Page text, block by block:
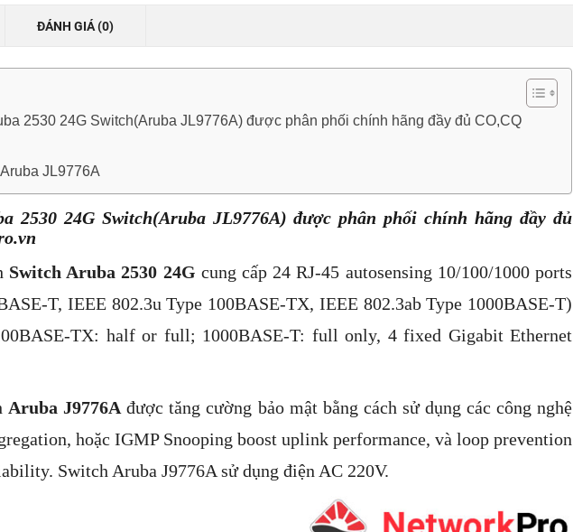
ĐÁNH GIÁ (0)
2530 24G Switch(Aruba JL9776A) được phân phối chính hãng đầy đủ CO,CQ
JL9776A
2530 24G Switch(Aruba JL9776A) được phân phối chính hãng đầy đủ
Switch Aruba 2530 24G cung cấp 24 RJ-45 autosensing 10/100/1000 ports
T, IEEE 802.3u Type 100BASE-TX, IEEE 802.3ab Type 1000BASE-T)
TX: half or full; 1000BASE-T: full only, 4 fixed Gigabit Ethernet
Aruba J9776A được tăng cường bảo mật bằng cách sử dụng các công nghệ
hoặc IGMP Snooping boost uplink performance, và loop prevention
Switch Aruba J9776A​ sử dụng điện AC 220V.